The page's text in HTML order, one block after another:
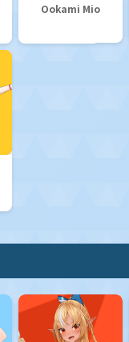
Ookami Mio